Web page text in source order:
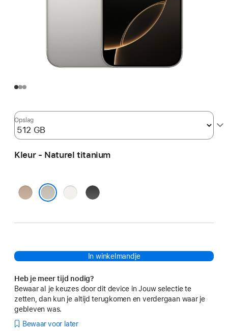
Opslag
Kleur - Naturel titanium
Desert
titanium
Wit
Zwart
In winkelmandje
Heb je meer tijd nodig?
Bewaar al je keuzes door dit device in Jouw selectie te
zetten, dan kun je altijd terugkomen en verdergaan waar je
gebleven was.
Bewaar voor later